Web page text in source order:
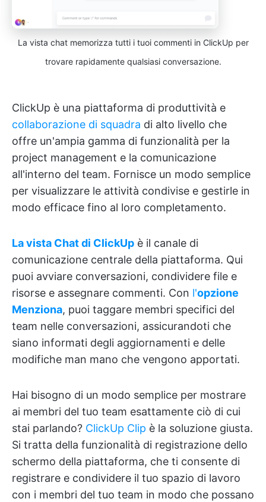
La vista chat memorizza tutti i tuoi commenti in ClickUp per
trovare rapidamente qualsiasi conversazione.
ClickUp è una piattaforma di produttività e
collaborazione di squadra di alto livello che
offre un'ampia gamma di funzionalità per la
project management e la comunicazione
all'interno del team. Fornisce un modo semplice
per visualizzare le attività condivise e gestirle in
modo efficace fino al loro completamento.
La vista Chat di ClickUp è il canale di
comunicazione centrale della piattaforma. Qui
puoi avviare conversazioni, condividere file e
risorse e assegnare commenti. Con l'opzione
Menziona, puoi taggare membri specifici del
team nelle conversazioni, assicurandoti che
siano informati degli aggiornamenti e delle
modifiche man mano che vengono apportati.
Hai bisogno di un modo semplice per mostrare
ai membri del tuo team esattamente ciò di cui
stai parlando? ClickUp Clip è la soluzione giusta.
Si tratta della funzionalità di registrazione dello
schermo della piattaforma, che ti consente di
registrare e condividere il tuo spazio di lavoro
con i membri del tuo team in modo che possano